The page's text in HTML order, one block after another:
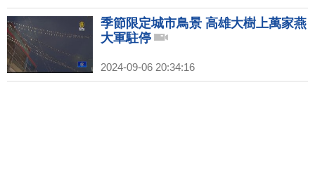
季節限定城市鳥景 高雄大樹上萬家燕
大軍駐停
2024-09-06 20:34:16